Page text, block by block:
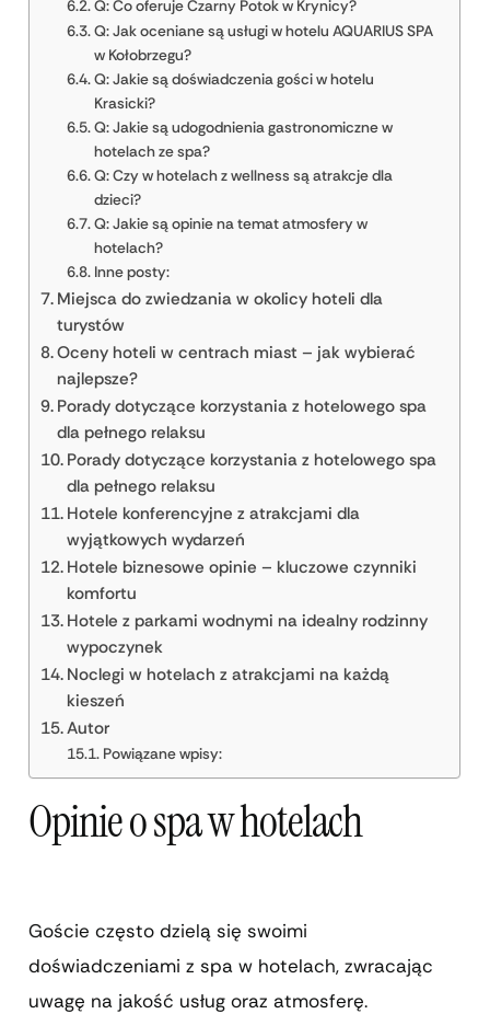
Q: Co oferuje Czarny Potok w Krynicy?
Q: Jak oceniane są usługi w hotelu AQUARIUS SPA
w Kołobrzegu?
Q: Jakie są doświadczenia gości w hotelu
Krasicki?
Q: Jakie są udogodnienia gastronomiczne w
hotelach ze spa?
Q: Czy w hotelach z wellness są atrakcje dla
dzieci?
Q: Jakie są opinie na temat atmosfery w
hotelach?
Inne posty:
Miejsca do zwiedzania w okolicy hoteli dla
turystów
Oceny hoteli w centrach miast – jak wybierać
najlepsze?
Porady dotyczące korzystania z hotelowego spa
dla pełnego relaksu
Porady dotyczące korzystania z hotelowego spa
dla pełnego relaksu
Hotele konferencyjne z atrakcjami dla
wyjątkowych wydarzeń
Hotele biznesowe opinie – kluczowe czynniki
komfortu
Hotele z parkami wodnymi na idealny rodzinny
wypoczynek
Noclegi w hotelach z atrakcjami na każdą
kieszeń
Autor
Powiązane wpisy:
Opinie o spa w hotelach
Goście często dzielą się swoimi
doświadczeniami z spa w hotelach, zwracając
uwagę na jakość usług oraz atmosferę.